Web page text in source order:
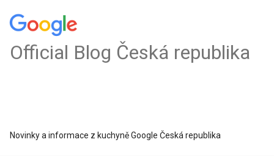
Official Blog Česká republika
Novinky a informace z kuchyně Google Česká republika